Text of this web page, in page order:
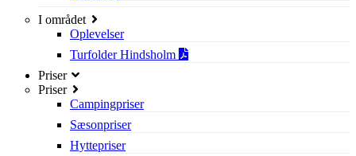
I området
Oplevelser
Turfolder Hindsholm
Priser
Priser
Campingpriser
Sæsonpriser
Hyttepriser